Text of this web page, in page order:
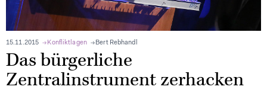
15.11.2015 Konfliktlagen Bert Rebhandl
Das bürgerliche
Zentralinstrument zerhacken